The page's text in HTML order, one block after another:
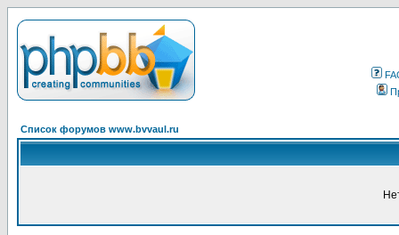
Список форумов www.bvvaul.ru